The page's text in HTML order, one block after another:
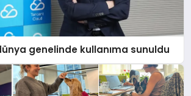
genelinde kullanıma sunuldu